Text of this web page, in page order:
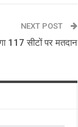
NEXT POST
117 सीटों पर मतदान